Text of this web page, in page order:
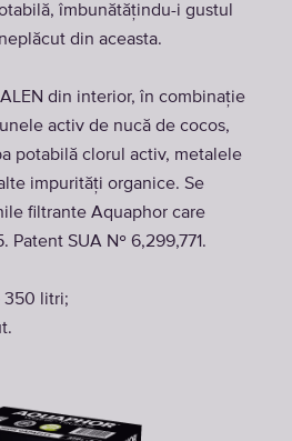
îmbunătățindu-i gustul
din aceasta.
din interior, în combinație
activ de nucă de cocos,
potabilă clorul activ, metalele
impurități organice. Se
filtrante Aquaphor care
Patent SUA № 6,299,771.
350 litri;